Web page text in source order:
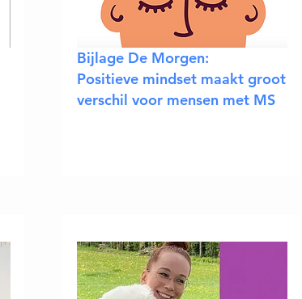
Bijlage De Morgen:
Positieve mindset maakt groot
verschil voor mensen met MS